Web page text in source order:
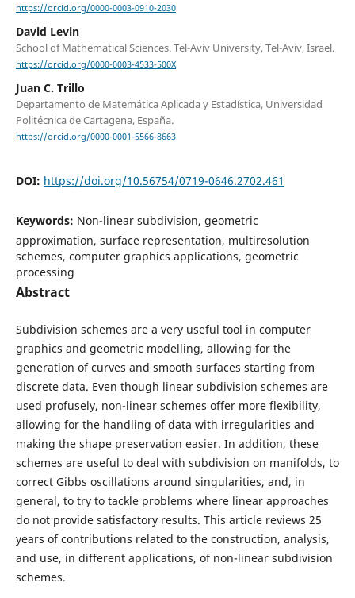
https://orcid.org/0000-0003-0910-2030
David Levin
School of Mathematical Sciences. Tel-Aviv University, Tel-Aviv, Israel.
https://orcid.org/0000-0003-4533-500X
Juan C. Trillo
Departamento de Matemática Aplicada y Estadística, Universidad
Politécnica de Cartagena, España.
https://orcid.org/0000-0001-5566-8663
DOI: https://doi.org/10.56754/0719-0646.2702.461
Keywords: Non-linear subdivision, geometric
approximation, surface representation, multiresolution
schemes, computer graphics applications, geometric
processing
Abstract
Subdivision schemes are a very useful tool in computer
graphics and geometric modelling, allowing for the
generation of curves and smooth surfaces starting from
discrete data. Even though linear subdivision schemes are
used profusely, non-linear schemes offer more flexibility,
allowing for the handling of data with irregularities and
making the shape preservation easier. In addition, these
schemes are useful to deal with subdivision on manifolds, to
correct Gibbs oscillations around singularities, and, in
general, to try to tackle problems where linear approaches
do not provide satisfactory results. This article reviews 25
years of contributions related to the construction, analysis,
and use, in different applications, of non-linear subdivision
schemes.